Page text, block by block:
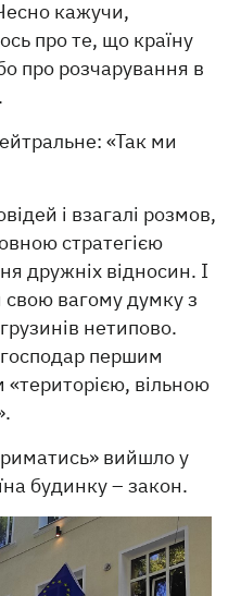
кажучи,
про те, що країну
про розчарування в
«Так ми
і взагалі розмов,
стратегією
дружніх відносин. І
вагому думку з
нетипово.
першим
«територією, вільною
вийшло у
будинку – закон.